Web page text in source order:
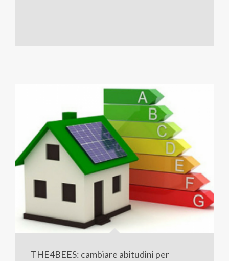
THE4BEES: cambiare abitudini per